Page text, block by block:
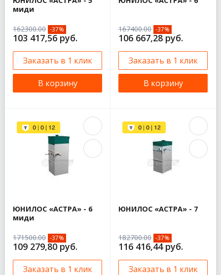
миди
162300.00 -37%
103 417,56 руб.
Заказать в 1 клик
В корзину
167400.00 -37%
106 667,28 руб.
Заказать в 1 клик
В корзину
ЮНИЛОС «АСТРА» - 6
миди
171500.00 -37%
109 279,80 руб.
Заказать в 1 клик
ЮНИЛОС «АСТРА» - 7
182700.00 -37%
116 416,44 руб.
Заказать в 1 клик